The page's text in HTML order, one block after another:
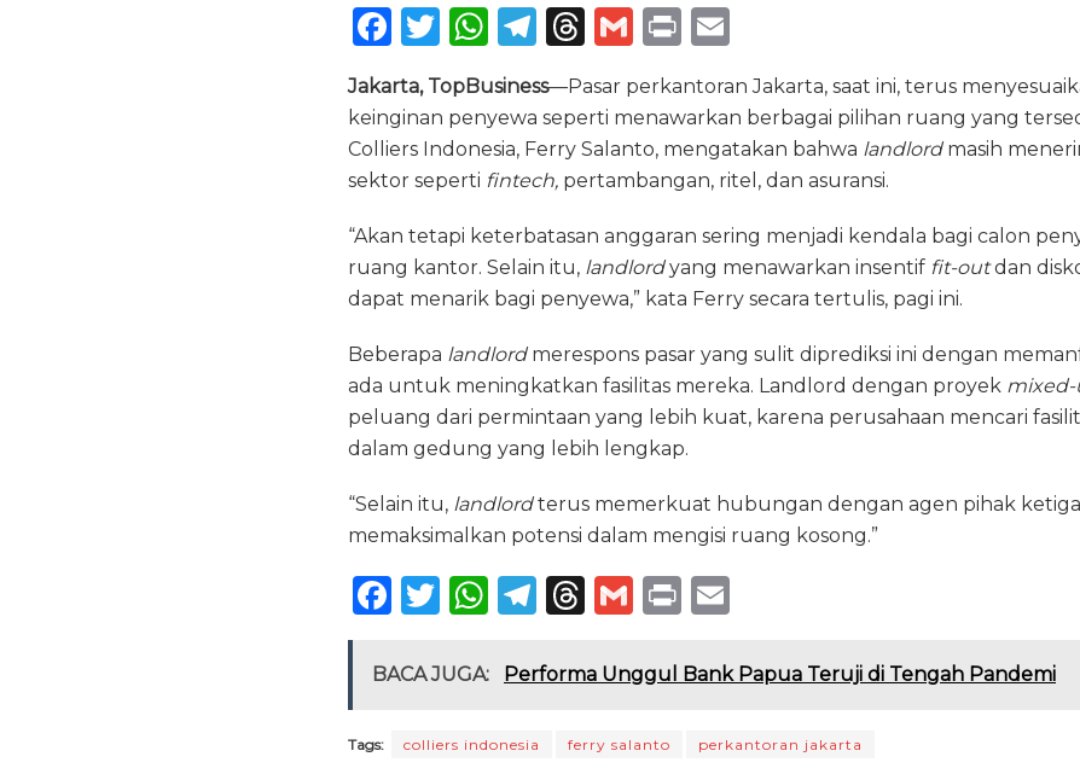
F
c
e
b
o
o
k
T
it
te
r
W
h
a
ts
A
p
p
T
e
g
ra
m
T
re
a
d
G
ai
l
P
n
t
ai
l
Jakarta, TopBusiness—Pasar perkantoran Jakarta, saat ini, terus
keinginan penyewa seperti menawarkan berbagai pilihan ruang yang
Colliers Indonesia, Ferry Salanto, mengatakan bahwa landlord masih
sektor seperti fintech, pertambangan, ritel, dan asuransi.
“Akan tetapi keterbatasan anggaran sering menjadi kendala bagi calon
ruang kantor. Selain itu, landlordyang menawarkan insentif fit-outdan
dapat menarik bagi penyewa,” kata Ferry secara tertulis, pagi ini.
Beberapa landlordmerespons pasar yang sulit diprediksi ini dengan
ada untuk meningkatkan fasilitas mereka. Landlord dengan proyek mixed-
peluang dari permintaan yang lebih kuat, karena perusahaan mencari
dalam gedung yang lebih lengkap.
“Selain itu, landlordterus memerkuat hubungan dengan agen pihak
memaksimalkan potensi dalam mengisi ruang kosong.”
F
c
b
T
it
r
W
a
A
T
e
ra
T
re
d
G
ai
P
n ai
BACA JUGA: Performa Unggul Bank Papua Teruji di Tengah Pandemi
Tags: colliers indonesia ferry salanto perkantoran jakarta